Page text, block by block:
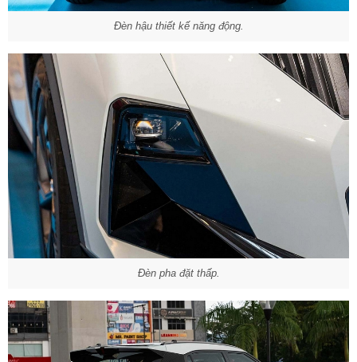
Đèn hậu thiết kế năng động.
Đèn pha đặt thấp.